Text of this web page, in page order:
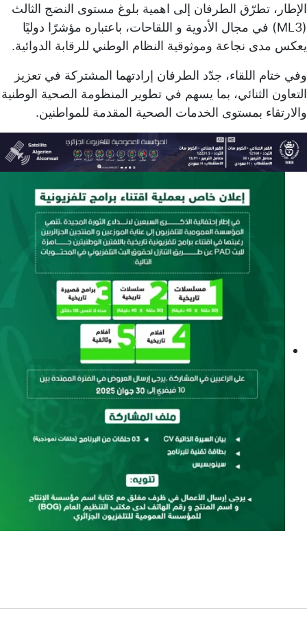
الإطار، تطرّق الطرفان إلى اهمية بلوغ مستوى النضج الثالث
(ML3) في مجال الأدوية و اللقاحات، باعتباره مؤشرًا دوليًا
يعكس مدى نجاعة وموثوقية النظام الوطني للرقابة الدوائية.
وفي ختام اللقاء، جدّد الطرفان إرادتهما المشتركة في تعزيز
التعاون الثنائي، بما يسهم في تطوير المنظومة الصحية الوطنية
والارتقاء بمستوى الخدمات الصحية المقدمة للمواطنين.